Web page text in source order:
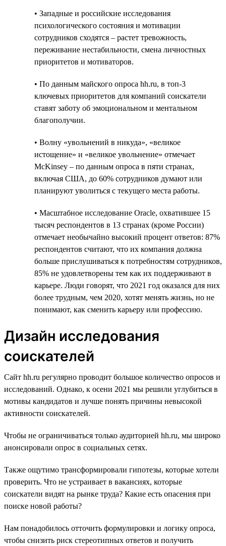
• Западные и российские исследования
психологического состояния и мотивации
сотрудников сходятся – растет тревожность,
переживание нестабильности, смена личностных
приоритетов и мотиваторов.
• По данным майского опроса hh.ru, в топ-3
ключевых приоритетов для компаний соискатели
ставят заботу об эмоциональном и ментальном
благополучии.
• Волну «увольнений в никуда», «великое
истощение» и «великое увольнение» отмечает
McKinsey – по данным опроса в пяти странах,
включая США, до 60% сотрудников думают или
планируют уволиться с текущего места работы.
• Масштабное исследование Oracle, охватившее 15
тысяч респондентов в 13 странах (кроме России)
отмечает необычайно высокий процент ответов: 87%
респондентов считают, что их компания должна
больше прислушиваться к потребностям сотрудников,
85% не удовлетворены тем как их поддерживают в
карьере. Люди говорят, что 2021 год оказался для них
более трудным, чем 2020, хотят менять жизнь, но не
понимают, как сменить карьеру или профессию.
Дизайн исследования
соискателей
Сайт hh.ru регулярно проводит большое количество опросов и
исследований. Однако, к осени 2021 мы решили углубиться в
мотивы кандидатов и лучше понять причины невысокой
активности соискателей.
Чтобы не ограничиваться только аудиторией hh.ru, мы широко
анонсировали опрос в социальных сетях.
Также ощутимо трансформировали гипотезы, которые хотели
проверить. Что не устраивает в вакансиях, которые
соискатели видят на рынке труда? Какие есть опасения при
поиске новой работы?
Нам понадобилось отточить формулировки и логику опроса,
чтобы снизить риск стереотипных ответов и получить